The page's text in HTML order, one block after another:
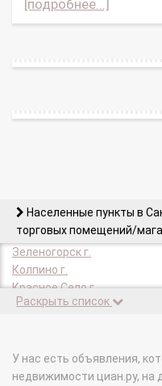
[подробнее...]
Населенные пункты в
торговых помещений/
Зеленогорск г.
Колпино г.
Красное Село г.
Кронштадт г.
Петергоф г.
Пушкин г.
Раскрыть список
У нас есть объявления,
недвижимости циан.ру, на